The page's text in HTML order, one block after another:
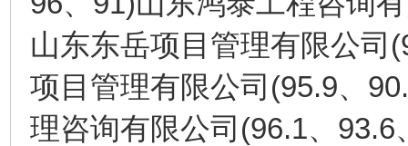
山东东岳项目管理有限公司
项目管理有限公司 (95.9、
理咨询有限公司 (96.1、 93.6